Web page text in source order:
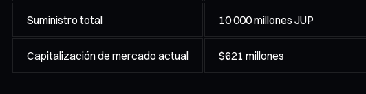
Suministro total 10 000 millones JUP
Capitalización de mercado actual $621 millones